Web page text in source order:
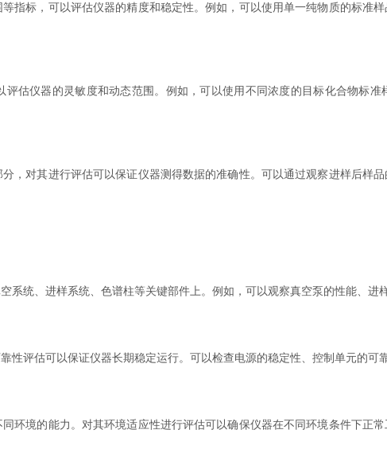
标，可以评估仪器的精度和稳定性。例如，可以使用单一纯物质的标准
仪器的灵敏度和动态范围。例如，可以使用不同浓度的目标化合物标准
对其进行评估可以保证仪器测得数据的准确性。可以通过观察进样后样品
统、进样系统、色谱柱等关键部件上。例如，可以观察真空泵的性能、进
评估可以保证仪器长期稳定运行。可以检查电源的稳定性、控制单元的可
境的能力。对其环境适应性进行评估可以确保仪器在不同环境条件下正